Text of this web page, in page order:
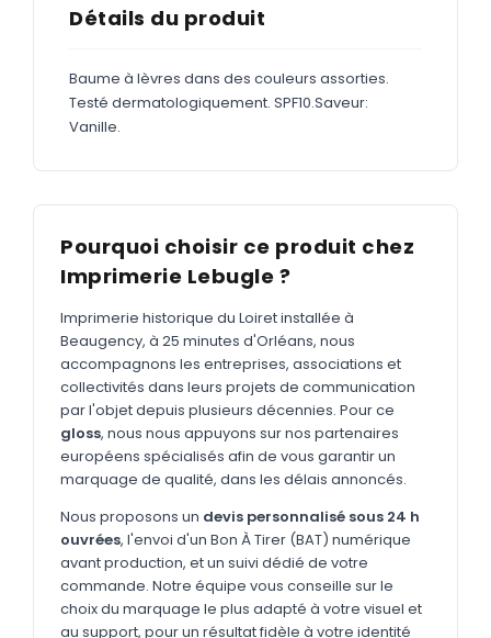
Étiquettes adhésives
Adhésifs vitrine
MARQUAGE TEXTILE
Tee-shirts
Sweatshirts Nouveau
GOODIES
Catalogue complet Nouveau
Bureau & écriture
Sacs & voyages
Verres & déjeuner
Vêtements
Outils & porte-clés
Cuisine
Détails du produit
Baume à lèvres dans des couleurs assorties.
Testé dermatologiquement. SPF10.Saveur:
Vanille.
Pourquoi choisir ce produit chez
Imprimerie Lebugle ?
Imprimerie historique du Loiret installée à
Beaugency, à 25 minutes d'Orléans, nous
accompagnons les entreprises, associations et
collectivités dans leurs projets de communication
par l'objet depuis plusieurs décennies. Pour ce
gloss, nous nous appuyons sur nos partenaires
européens spécialisés afin de vous garantir un
marquage de qualité, dans les délais annoncés.
Nous proposons un devis personnalisé sous 24 h
ouvrées, l'envoi d'un Bon À Tirer (BAT) numérique
avant production, et un suivi dédié de votre
commande. Notre équipe vous conseille sur le
choix du marquage le plus adapté à votre visuel et
au support, pour un résultat fidèle à votre identité